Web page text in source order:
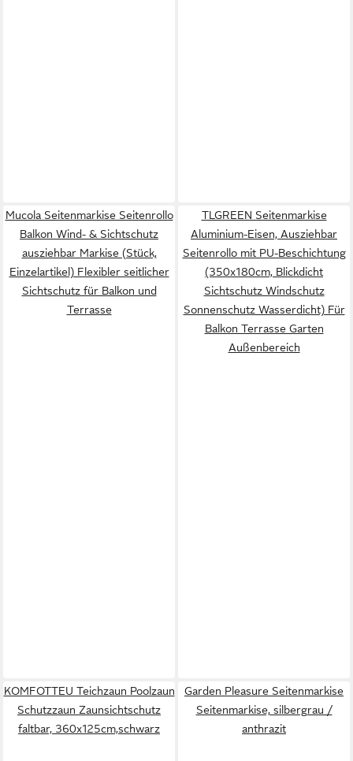
Mucola Seitenmarkise Seitenrollo
Balkon Wind- & Sichtschutz
ausziehbar Markise (Stück,
Einzelartikel) Flexibler seitlicher
Sichtschutz für Balkon und
Terrasse
TLGREEN Seitenmarkise
Aluminium-Eisen, Ausziehbar
Seitenrollo mit PU-Beschichtung
(350x180cm, Blickdicht
Sichtschutz Windschutz
Sonnenschutz Wasserdicht) Für
Balkon Terrasse Garten
Außenbereich
KOMFOTTEU Teichzaun Poolzaun
Schutzzaun Zaunsichtschutz
faltbar, 360x125cm,schwarz
Garden Pleasure Seitenmarkise
Seitenmarkise, silbergrau /
anthrazit